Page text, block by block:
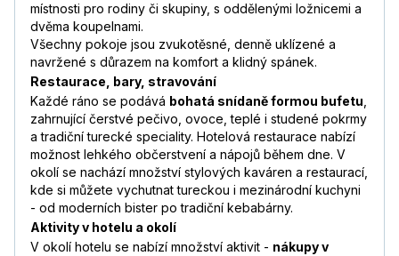
místnosti pro rodiny či skupiny, s oddělenými ložnicemi a
dvěma koupelnami.
Všechny pokoje jsou zvukotěsné, denně uklízené a
navržené s důrazem na komfort a klidný spánek.
Restaurace, bary, stravování
Každé ráno se podává bohatá snídaně formou bufetu
zahrnující čerstvé pečivo, ovoce, teplé i studené pokrmy
a tradiční turecké speciality. Hotelová restaurace nabízí
možnost lehkého občerstvení a nápojů během dne. V
okolí se nachází množství stylových kaváren a restaurací,
kde si můžete vychutnat tureckou i mezinárodní kuchyni
- od moderních bister po tradiční kebabárny.
Aktivity v hotelu a okolí
V okolí hotelu se nabízí množství aktivit - nákupy v